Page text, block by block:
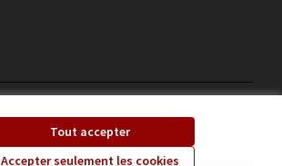
Tout accepter
Accepter seulement les cookies
(Lien externe)(Lien externe)